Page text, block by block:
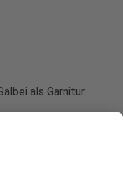
als Garnitur